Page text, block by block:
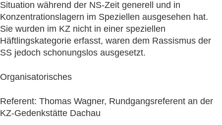
Situation während der NS-Zeit generell und in
Konzentrationslagern im Speziellen ausgesehen hat.
Sie wurden im KZ nicht in einer speziellen
Häftlingskategorie erfasst, waren dem Rassismus der
SS jedoch schonungslos ausgesetzt.
Organisatorisches
Referent: Thomas Wagner, Rundgangsreferent an der
KZ-Gedenkstätte Dachau